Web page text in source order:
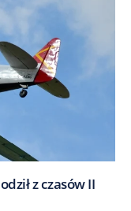
z czasów II